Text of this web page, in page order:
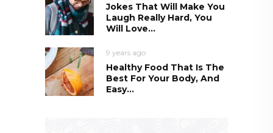
Jokes That Will Make You
Laugh Really Hard, You
Will Love...
9 years ago
Healthy Food That Is The
Best For Your Body, And
Easy...